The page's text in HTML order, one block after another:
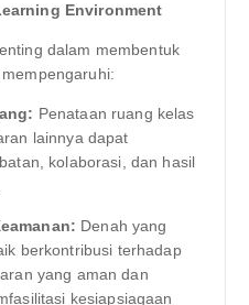
Environment
dalam membentuk
Penataan ruang kelas
lainnya dapat
kolaborasi, dan hasil
Denah yang
berkontribusi terhadap
yang aman dan
kesiapsiagaan